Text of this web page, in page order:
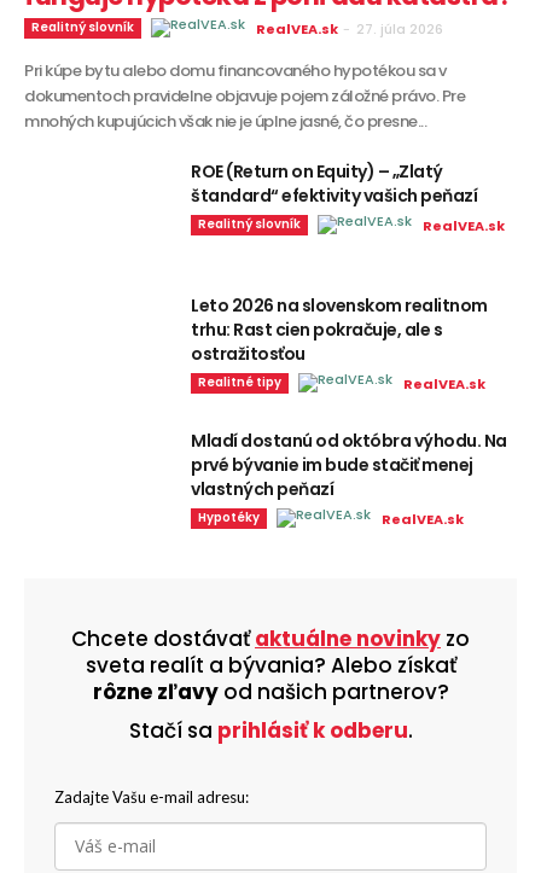
Realitný slovník RealVEA.sk - 27. júla 2026
Pri kúpe bytu alebo domu financovaného hypotékou sa v
dokumentoch pravidelne objavuje pojem záložné právo. Pre
mnohých kupujúcich však nie je úplne jasné, čo presne...
ROE (Return on Equity) – „Zlatý
štandard“ efektivity vašich peňazí
Realitný slovník RealVEA.sk
Leto 2026 na slovenskom realitnom
trhu: Rast cien pokračuje, ale s
ostražitosťou
Realitné tipy RealVEA.sk
Mladí dostanú od októbra výhodu. Na
prvé bývanie im bude stačiť menej
vlastných peňazí
Hypotéky RealVEA.sk
Chcete dostávaťaktuálne novinky zo
sveta realít a bývania? Alebo získať
rôzne zľavy od našich partnerov?
Stačí sa prihlásiť k odberu.
Zadajte Vašu e-mail adresu: